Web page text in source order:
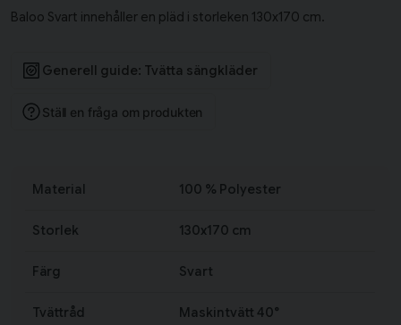
Baloo Svart innehåller en pläd i storleken 130x170 cm.
Generell guide: Tvätta sängkläder
Ställ en fråga om produkten
Material 100 % Polyester
Storlek 130x170 cm
Färg Svart
Tvättråd Maskintvätt 40°